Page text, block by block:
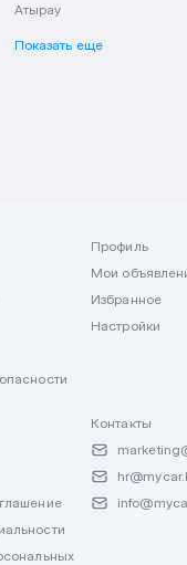
Атырау
Показать еще
Профиль
Мои
Избранное
Настройки
Контакты